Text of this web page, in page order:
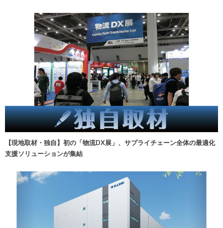
【現地取材・独自】初の「物流DX展」、サプライチェーン全体の最適化
支援ソリューションが集結